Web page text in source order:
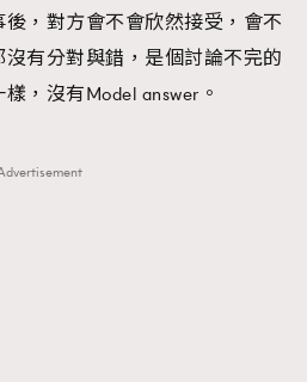
，對方會不會欣然接受，會不
有分對與錯，是個討論不完的
，沒有Model answer。